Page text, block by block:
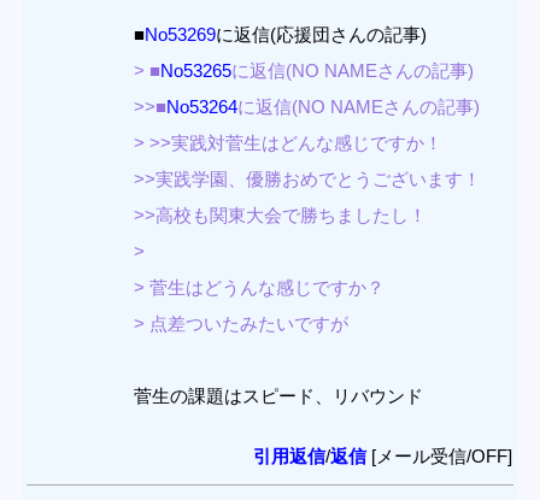
■No53269に返信(応援団さんの記事)
> ■No53265に返信(NO NAMEさんの記事)
>>■No53264に返信(NO NAMEさんの記事)
> >>実践対菅生はどんな感じですか！
>>実践学園、優勝おめでとうございます！
>>高校も関東大会で勝ちましたし！
>
> 菅生はどうんな感じですか？
> 点差ついたみたいですが
菅生の課題はスピード、リバウンド
引用返信/返信[メール受信/OFF]